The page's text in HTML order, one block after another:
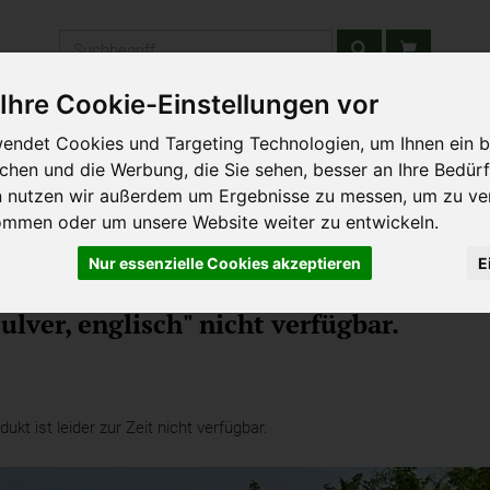
Cookie-Einstellungen vor
Cookies und Targeting Technologien, um Ihnen ein
und die Werbung, die Sie sehen, besser an Ihre
nutzen wir außerdem um Ergebnisse zu messen, um zu
oder um unsere Website weiter zu entwickeln.
Nur essenzielle Cookies akzeptieren
& Schulen Liefergebiet Wochenmarkt Unsere
Gewürze & Kräuter
englisch" nicht verfügbar.
ist leider zur Zeit nicht verfügbar.